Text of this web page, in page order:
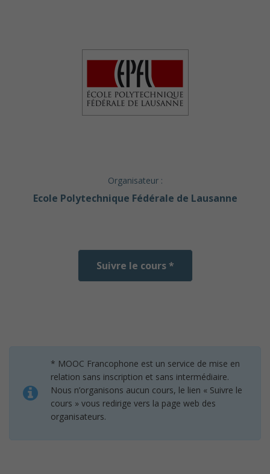
Organisateur :
Ecole Polytechnique Fédérale de Lausanne
Suivre le cours *
* MOOC Francophone est un service de mise en
relation sans inscription et sans intermédiaire.
Nous n’organisons aucun cours, le lien « Suivre le
cours » vous redirige vers la page web des
organisateurs.